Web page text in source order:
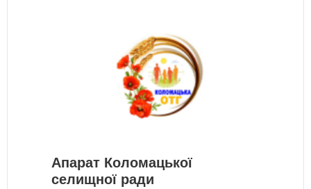
Апарат Коломацької
селищної ради